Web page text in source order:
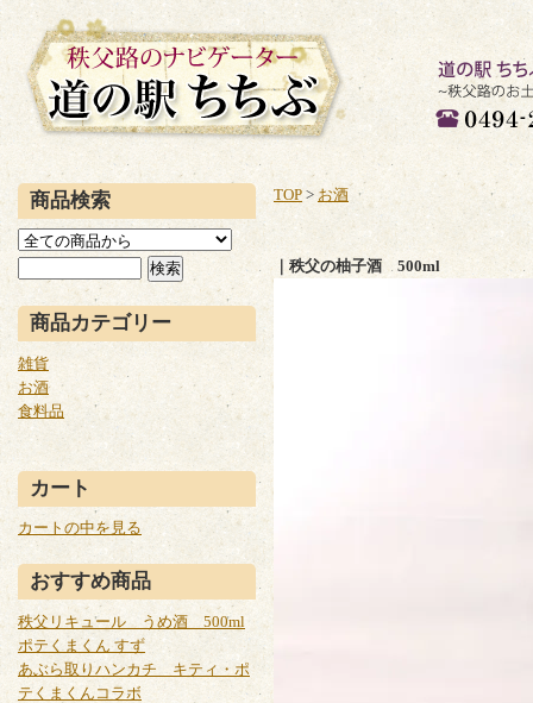
道の駅 ちち
産、グルメ
0494-21-2266
商品検索
商品カテゴリー
雑貨
お酒
食料品
カート
カートの中を見る
おすすめ商品
秩父リキュール うめ酒 500ml
ポテくまくん すず
あぶら取りハンカチ キティ・ポ
テくまくんコラボ
TOP > お酒
｜秩父の柚子酒 500ml